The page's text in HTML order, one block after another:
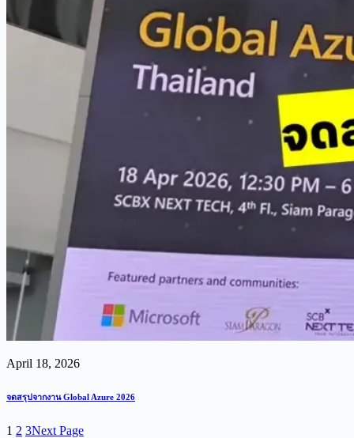
April 18, 2026
จดสรุปจากงาน Global Azure 2026
1 2 3Next Page